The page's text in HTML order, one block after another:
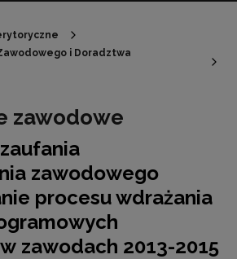
i Doradztwa
zawodowe
zawodowego
procesu wdrażania
zawodach 2013-2015